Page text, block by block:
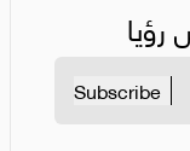
Subscribe